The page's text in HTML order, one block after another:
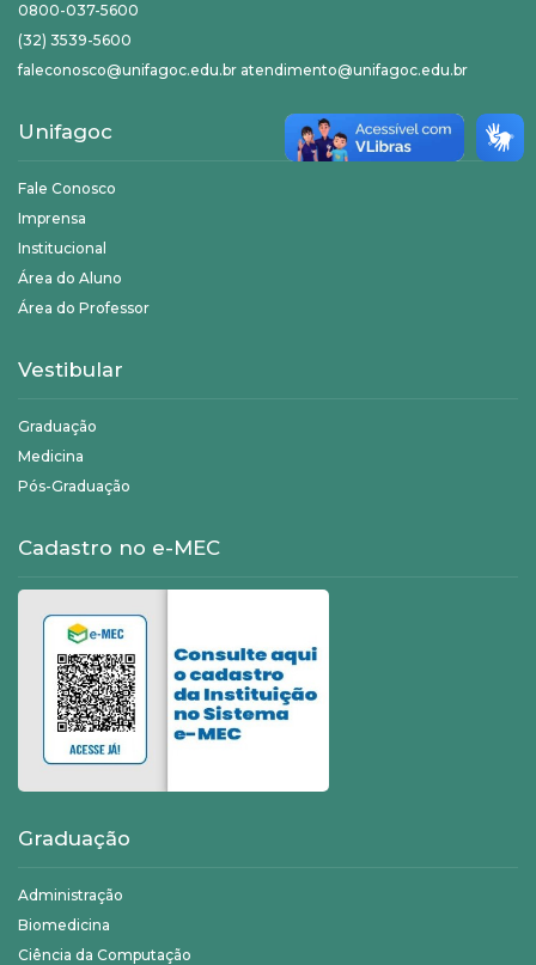
0800-037-5600
(32) 3539-5600
faleconosco@unifagoc.edu.br atendimento@unifagoc.edu.br
Unifagoc
Fale Conosco
Imprensa
Institucional
Área do Aluno
Área do Professor
Vestibular
Graduação
Medicina
Pós-Graduação
Cadastro no e-MEC
Graduação
Administração
Biomedicina
Ciência da Computação